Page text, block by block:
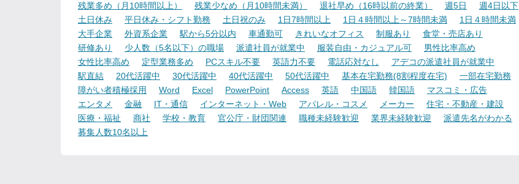
残業多め（月10時間以上）
残業少なめ（月10時間未満） 退社早め（16時以前の終業） 週5日
週4日以下
土日休み
平日休み・シフト勤務 土日祝のみ 1日7時間以上 1日４時間以上～7時間未満
1日４時間未満
大手企業
外資系企業 駅から5分以内 車通勤可 きれいなオフィス 制服あり
食堂・売店あり
研修あり
少人数（5名以下）の職場 派遣社員が就業中 服装自由・カジュアル可
男性比率高め
女性比率高め
定型業務多め PCスキル不要 英語力不要 電話応対なし
アデコの派遣社員が就業中
駅直結
20代活躍中 30代活躍中 40代活躍中 50代活躍中 基本在宅勤務(8割程度在宅)
一部在宅勤務
障がい者積極採用
Word Excel PowerPoint Access 英語 中国語 韓国語
マスコミ・広告
エンタメ
金融 IT・通信 インターネット・Web アパレル・コスメ メーカー
住宅・不動産・建設
医療・福祉
商社 学校・教育 官公庁・財団関連 職種未経験歓迎 業界未経験歓迎
派遣先名がわかる
募集人数10名以上